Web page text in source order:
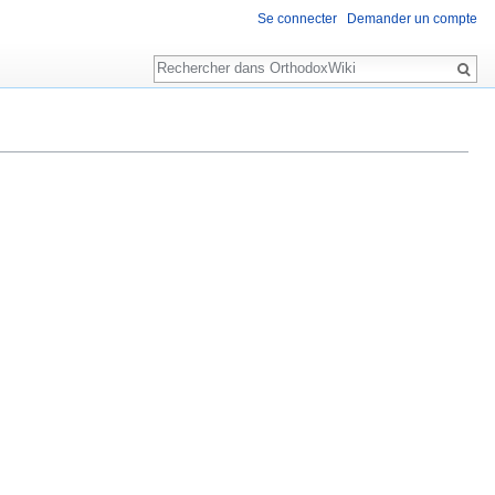
Se connecter Demander un compte
Rechercher